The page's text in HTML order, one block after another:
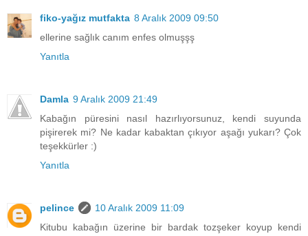
fiko-yağız mutfakta 8 Aralık 2009 09:50
ellerine sağlık canım enfes olmuşşş
Yanıtla
Damla 9 Aralık 2009 21:49
Kabağın püresini nasıl hazırlıyorsunuz, kendi suyunda
pişirerek mi? Ne kadar kabaktan çıkıyor aşağı yukarı? Çok
teşekkürler :)
Yanıtla
pelince
10 Aralık 2009 11:09
Kitubu kabağın üzerine bir bardak tozşeker koyup kendi